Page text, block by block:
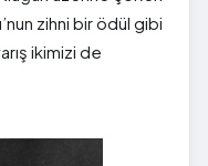
zihni bir ödül gibi
ikimizi de